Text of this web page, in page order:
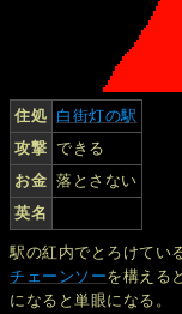
住処 白街灯の駅
攻撃 できる
お金 落とさない
英名
駅の紅内でとろけてい
チェーンソーを構える
になると単眼になる。